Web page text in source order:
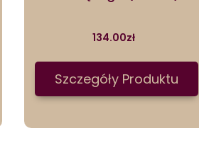
134.00zł
Szczegóły Produktu